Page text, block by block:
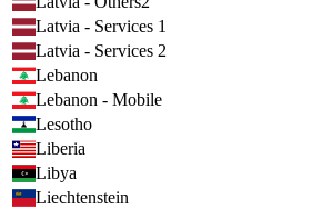
Latvia - Services 1
Latvia - Services 2
Lebanon
Lebanon - Mobile
Lesotho
Liberia
Libya
Liechtenstein